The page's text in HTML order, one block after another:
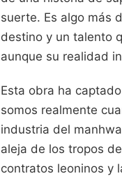
suerte. Es algo más
destino y un talento
aunque su realidad
Esta obra ha
somos realmente
industria del
aleja de los tropos
contratos leoninos y